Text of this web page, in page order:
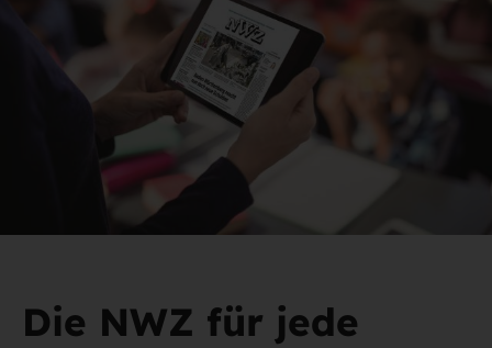
Die NWZ für jede